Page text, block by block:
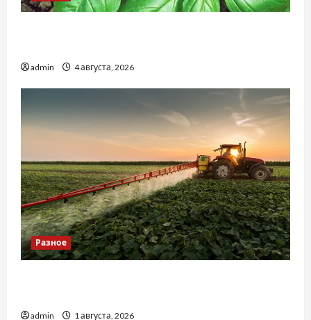
admin 4 августа, 2026
Разное
admin 1 августа, 2026